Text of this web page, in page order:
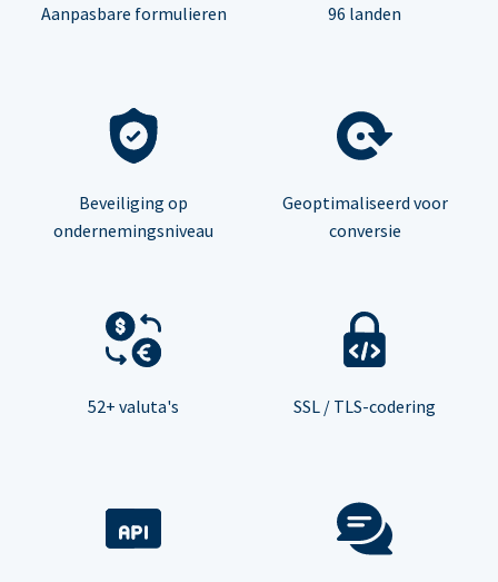
Aanpasbare formulieren 96 landen
Beveiliging op
ondernemingsniveau
Geoptimaliseerd voor
conversie
52+ valuta's SSL / TLS-codering